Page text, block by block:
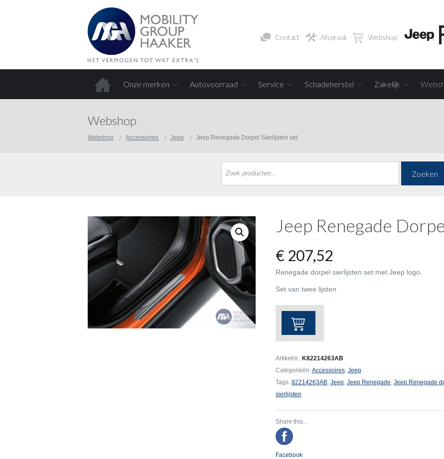
Contact Afspraak Webshop
Onze merken Autovoorraad Service Schadeherstel Zakelijk
Webshop
Webshop Accessoires Jeep Jeep Renegade Dorpel Sierlijsten set
Zoeken
Jeep Renegade
€207,52
Renegade dorpel sierlijsten set met Jeep logo.
Set van twee lijsten.
Jeep
Renegade
Dorpel
Artikelnr.: K82214263AB
Categorieën:Accessoires, Jeep
Tags: 82214263AB, Jeep, Jeep Renegade Jeep Renegade
sierlijsten
Share this...
Facebook